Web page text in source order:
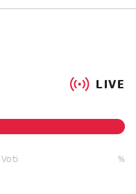
LIVE
Voti %